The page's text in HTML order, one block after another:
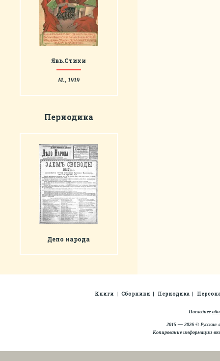
Явь.Стихи
М., 1919
Периодика
Дело народа
Книги Сборники Периодика
Последнее
2015 — 2026 © Русская
Копирование информации